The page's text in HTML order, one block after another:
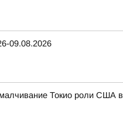
09.08.2026
Токио роли США